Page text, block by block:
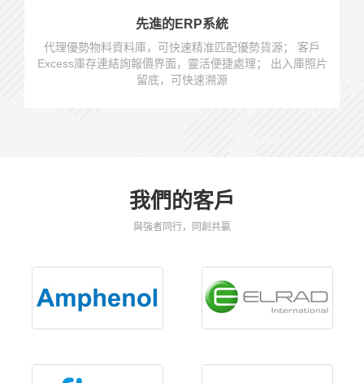
先進的ERP系統
代理優勢物料資料庫，可快速精准匹配優勢貨源； 客戶
Excess庫存連結詢報價界面，靈活便捷處理； 出入庫照片
留底，可快速溯源
我們的客戶
與強者同行，同創共贏